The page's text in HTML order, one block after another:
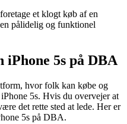
et klogt køb af en
pålidelig og funktionel
iPhone 5s på DBA
hvor folk kan købe og
5s. Hvis du overvejer at
det rette sted at lede. Her er
5s på DBA.